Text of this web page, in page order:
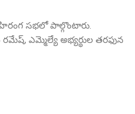
సభలో పాల్గొంటారు.
ఎమ్మెల్యే అభ్యర్థుల తరఫున